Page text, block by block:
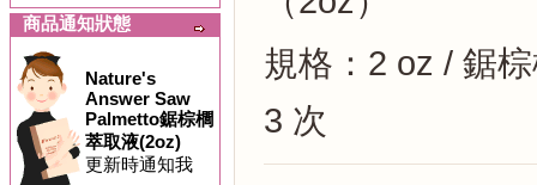
商品通知狀態
Nature's
Answer Saw
Palmetto鋸棕櫚
萃取液(2oz)
更新時通知我
規格：2 oz / 鋸
3 次